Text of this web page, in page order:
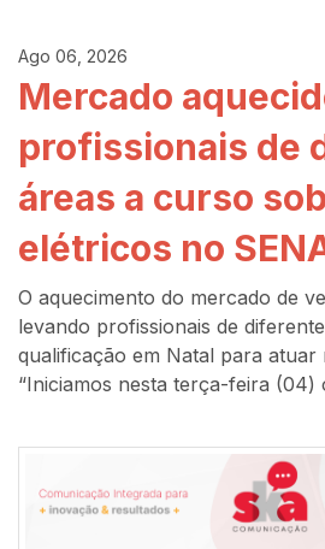
Ago 06, 2026
Mercado
profissionais de
áreas a curso
elétricos no
O aquecimento do mercado de
levando profissionais de
qualificação em Natal para atuar
“Iniciamos nesta terça-feira (04)